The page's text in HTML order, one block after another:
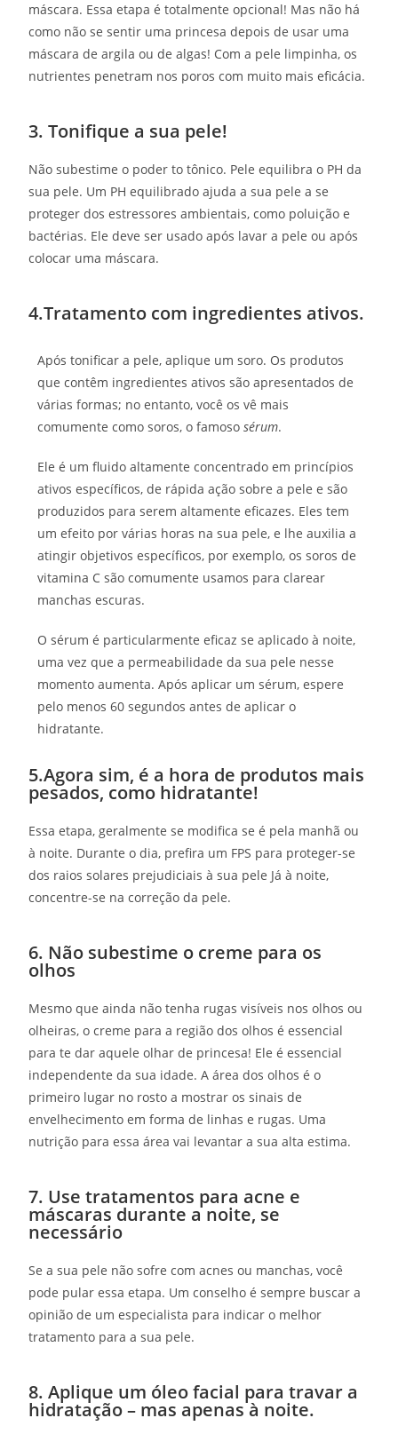
máscara. Essa etapa é totalmente opcional! Mas não há
como não se sentir uma princesa depois de usar uma
máscara de argila ou de algas! Com a pele limpinha, os
nutrientes penetram nos poros com muito mais eficácia.
3. Tonifique a sua pele!
Não subestime o poder to tônico. Pele equilibra o PH da
sua pele. Um PH equilibrado ajuda a sua pele a se
proteger dos estressores ambientais, como poluição e
bactérias. Ele deve ser usado após lavar a pele ou após
colocar uma máscara.
4.Tratamento com ingredientes ativos.
Após tonificar a pele, aplique um soro. Os produtos
que contêm ingredientes ativos são apresentados de
várias formas; no entanto, você os vê mais
comumente como soros, o famososérum.
Ele é um fluido altamente concentrado em princípios
ativos específicos, de rápida ação sobre a pele e são
produzidos para serem altamente eficazes. Eles tem
um efeito por várias horas na sua pele, e lhe auxilia a
atingir objetivos específicos, por exemplo, os soros de
vitamina C são comumente usamos para clarear
manchas escuras.
O sérum é particularmente eficaz se aplicado à noite,
uma vez que a permeabilidade da sua pele nesse
momento aumenta. Após aplicar um sérum, espere
pelo menos 60 segundos antes de aplicar o
hidratante.
5.Agora sim, é a hora de produtos mais
pesados, como hidratante!
Essa etapa, geralmente se modifica se é pela manhã ou
à noite. Durante o dia, prefira um FPS para proteger-se
dos raios solares prejudiciais à sua pele Já à noite,
concentre-se na correção da pele.
6. Não subestime o creme para os
olhos
Mesmo que ainda não tenha rugas visíveis nos olhos ou
olheiras, o creme para a região dos olhos é essencial
para te dar aquele olhar de princesa! Ele é essencial
independente da sua idade. A área dos olhos é o
primeiro lugar no rosto a mostrar os sinais de
envelhecimento em forma de linhas e rugas. Uma
nutrição para essa área vai levantar a sua alta estima.
7. Use tratamentos para acne e
máscaras durante a noite, se
necessário
Se a sua pele não sofre com acnes ou manchas, você
pode pular essa etapa. Um conselho é sempre buscar a
opinião de um especialista para indicar o melhor
tratamento para a sua pele.
8. Aplique um óleo facial para travar a
hidratação – mas apenas à noite.